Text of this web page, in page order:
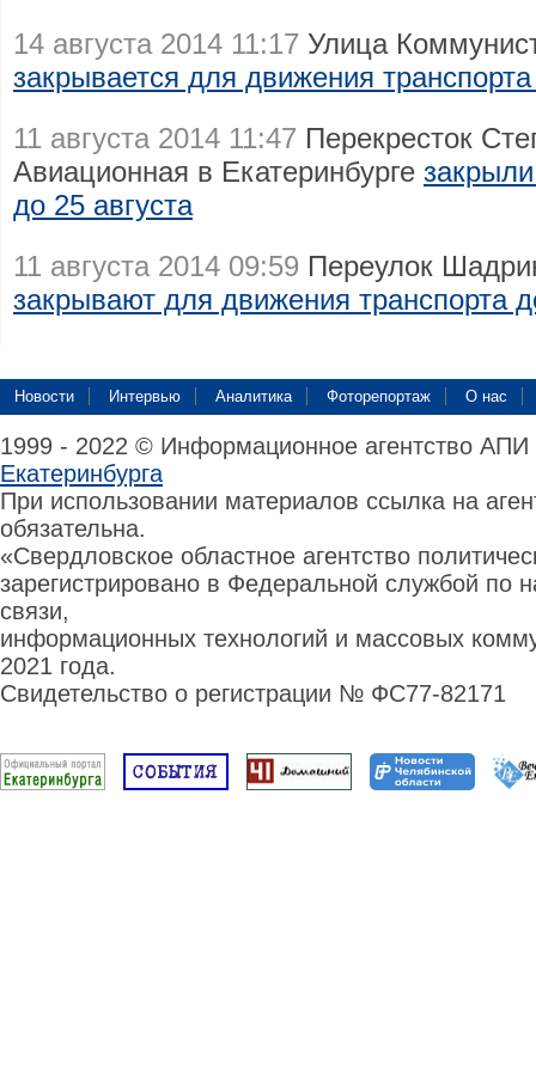
14 августа 2014 11:17 Улица
закрывается для движения
11 августа 2014 11:47 Перекресток
Авиационная в Екатеринбурге
до 25 августа
11 августа 2014 09:59 Переулок
закрывают для движения транспорта
Новости Интервью Аналитика Фоторепортаж О нас
1999 - 2022 © Информационное агентство
Екатеринбурга
При использовании материалов ссылка на
обязательна.
«Свердловское областное агентство
зарегистрировано в Федеральной службой по
связи,
информационных технологий и массовых
2021 года.
Свидетельство о регистрации № ФС77-82171